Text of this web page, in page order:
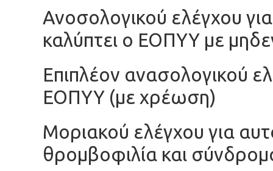
Ανοσολογικού ελέγχου
καλύπτει ο ΕΟΠΥΥ με
Επιπλέον ανασολογικού
ΕΟΠΥΥ (με χρέωση)
Μοριακού ελέγχου για
θρομβοφιλία και